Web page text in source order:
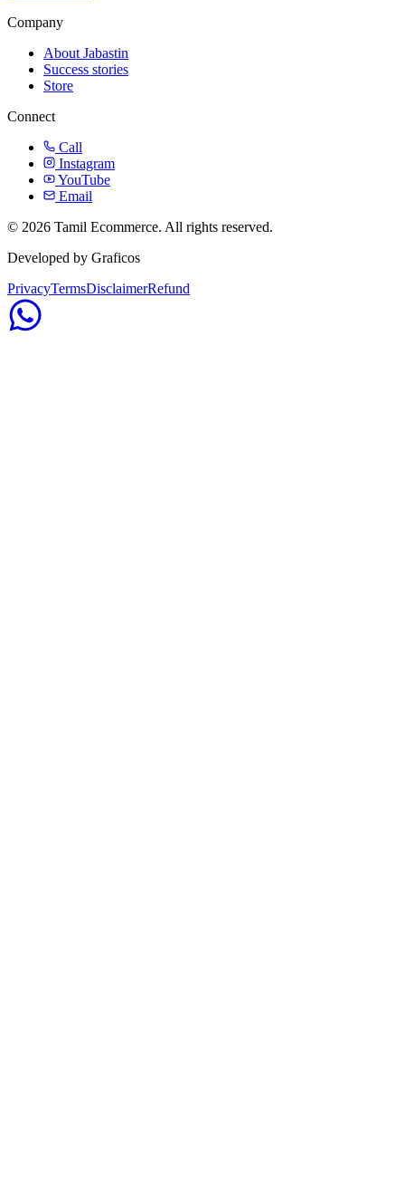
Company
About Jabastin
Success stories
Store
Connect
Call
Instagram
YouTube
Email
© 2026 Tamil Ecommerce. All rights reserved.
Developed by Graficos
PrivacyTermsDisclaimerRefund